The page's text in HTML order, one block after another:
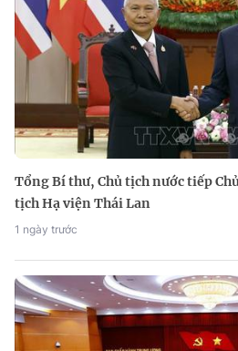
Tổng Bí thư, Chủ tịch nước tiếp
tịch Hạ viện Thái Lan
1 ngày trước